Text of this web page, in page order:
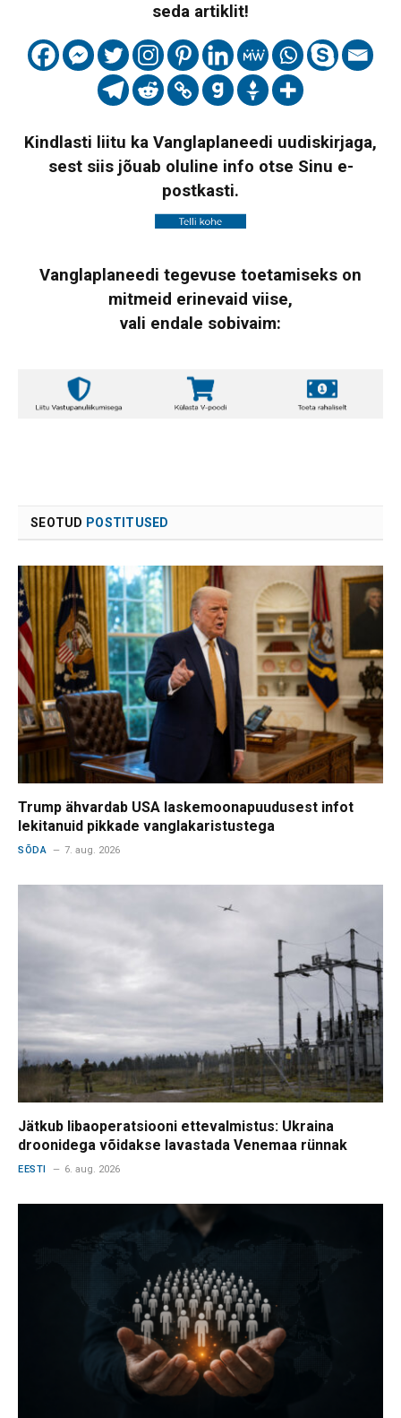
seda artiklit!
Kindlasti liitu ka Vanglaplaneedi uudiskirjaga,
sest siis jõuab oluline info otse Sinu e-
postkasti.
Vanglaplaneedi tegevuse toetamiseks on
mitmeid erinevaid viise,
vali endale sobivaim:
SEOTUD POSTITUSED
Trump ähvardab USA laskemoonapuudusest infot
lekitanuid pikkade vanglakaristustega
SÕDA 7. aug. 2026
Jätkub libaoperatsiooni ettevalmistus: Ukraina
droonidega võidakse lavastada Venemaa rünnak
EESTI 6. aug. 2026